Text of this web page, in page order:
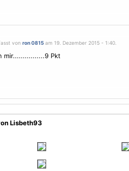
von ron 0815am 19. Dezember 2015 - 1:40.
mir................9 Pkt
Lisbeth93